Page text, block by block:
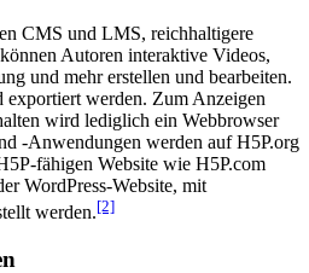
CMS und LMS, reichhaltigere
Autoren interaktive Videos,
und mehr erstellen und bearbeiten.
werden. Zum Anzeigen
wird lediglich ein Webbrowser
-Anwendungen werden auf H5P.org
fähigen Website wie H5P.com
WordPress-Website, mit
werden.[2]